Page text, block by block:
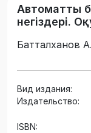
Автоматты
негіздері.
Батталханов
Вид издания:
Издательство:
ISBN: